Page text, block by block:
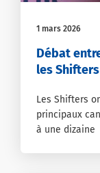
1 mars 2026
Débat
les Shifters
Les Shifters
principaux
à une dizaine